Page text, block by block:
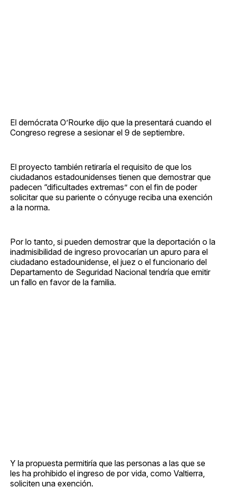
El demócrata O’Rourke dijo que la presentará cuando el
Congreso regrese a sesionar el 9 de septiembre.
El proyecto también retiraría el requisito de que los
ciudadanos estadounidenses tienen que demostrar que
padecen “dificultades extremas” con el fin de poder
solicitar que su pariente o cónyuge reciba una exención
a la norma.
Por lo tanto, si pueden demostrar que la deportación o la
inadmisibilidad de ingreso provocarían un apuro para el
ciudadano estadounidense, el juez o el funcionario del
Departamento de Seguridad Nacional tendría que emitir
un fallo en favor de la familia.
Y la propuesta permitiría que las personas a las que se
les ha prohibido el ingreso de por vida, como Valtierra,
soliciten una exención.